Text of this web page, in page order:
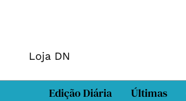
Loja DN
Edição Diária Últimas